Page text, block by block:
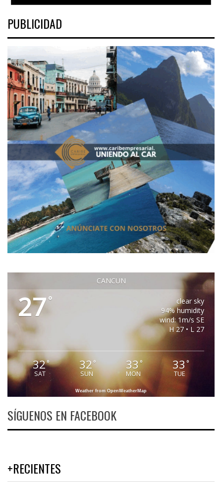
PUBLICIDAD
CANCUN
27°
clear sky
94% humidity
wind: 1m/s SE
H 27 • L 27
32°
SAT
32°
SUN
33 °
MON
33 °
TUE
Weather from OpenWeatherMap
SÍGUENOS EN FACEBOOK
+RECIENTES